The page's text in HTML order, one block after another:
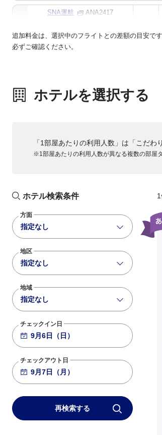
SNA運航 ANA2417
羽田 熊本
SNA運航 ANA2419
18:05 19:55 738
18:50
羽田
20:35
熊本
321
追加料金は、選択中のフライトとの差額の目安で
必ずご確認ください。
ホテルを選択する
「1部屋あたりの利用人数」は「こだわ
※1部屋あたりの利用人数が異なる複数の部屋
ホテル検索条件
方面
指定なし
地区
指定なし
地域
指定なし
チェックイン日
チェックアウト日
再検索する